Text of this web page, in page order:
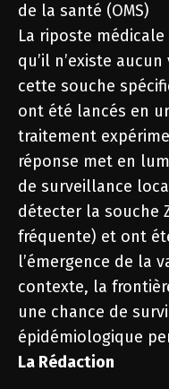
de la santé (OMS)
La riposte
qu’il n’existe
cette souche
ont été lancés en
traitement
réponse met en
de surveillance
détecter la souche
fréquente) et ont
l’émergence de la
contexte, la
une chance de
épidémiologique
La Rédaction